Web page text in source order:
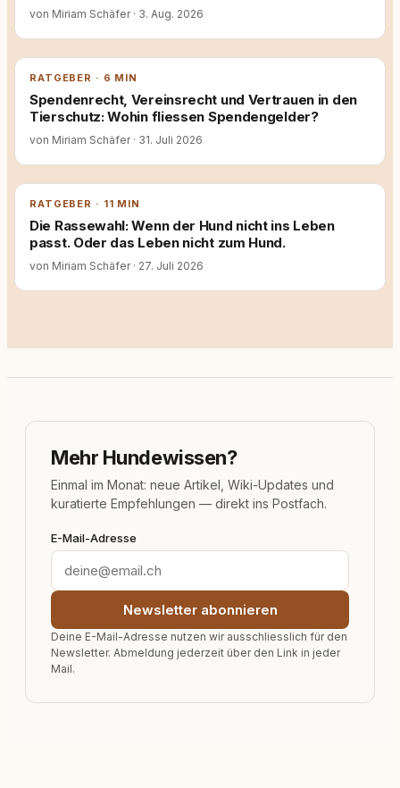
von Miriam Schäfer · 3. Aug. 2026
RATGEBER · 6 MIN
Spendenrecht, Vereinsrecht und Vertrauen in den
Tierschutz: Wohin fliessen Spendengelder?
von Miriam Schäfer · 31. Juli 2026
RATGEBER · 11 MIN
Die Rassewahl: Wenn der Hund nicht ins Leben
passt. Oder das Leben nicht zum Hund.
von Miriam Schäfer · 27. Juli 2026
Mehr Hundewissen?
Einmal im Monat: neue Artikel, Wiki-Updates und
kuratierte Empfehlungen — direkt ins Postfach.
E-Mail-Adresse
Newsletter abonnieren
Deine E-Mail-Adresse nutzen wir ausschliesslich für den
Newsletter. Abmeldung jederzeit über den Link in jeder
Mail.